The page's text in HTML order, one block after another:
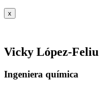
x
Vicky López-Feliu
Ingeniera química